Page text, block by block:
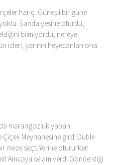
hariç. Güneşli bir güne
Sandalyesine oturdu,
bilmiyordu, nereye
izleri, yarının heyecanları ona…
marangozluk yapan
Meyhanesine girdi.Duble
meze seçti.Yerine otururken
Amcaya selam verdi.Gönderdiği